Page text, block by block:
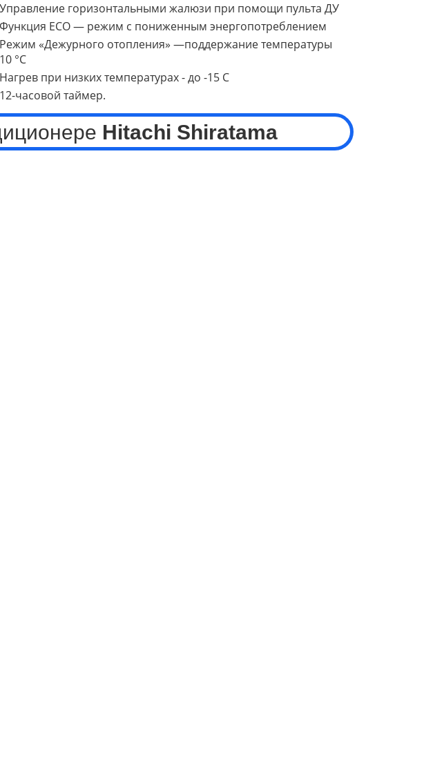
Управление горизонтальными жалюзи при помощи пульта ДУ
Функция ECO — режим с пониженным энергопотреблением
Режим «Дежурного отопления» —поддержание температуры
10 °C
Нагрев при низких температурах - до -15 С
12-часовой таймер.
Hitachi Shiratama